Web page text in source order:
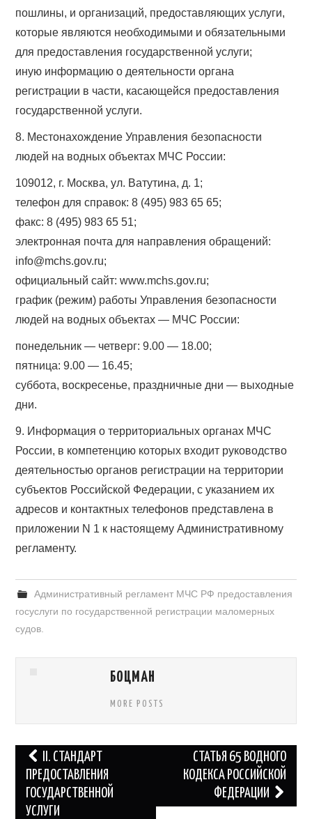
пошлины, и организаций, предоставляющих услуги,
которые являются необходимыми и обязательными
для предоставления государственной услуги;
иную информацию о деятельности органа
регистрации в части, касающейся предоставления
государственной услуги.
8. Местонахождение Управления безопасности
людей на водных объектах МЧС России:
109012, г. Москва, ул. Ватутина, д. 1;
телефон для справок: 8 (495) 983 65 65;
факс: 8 (495) 983 65 51;
электронная почта для направления обращений:
info@mchs.gov.ru;
официальный сайт: www.mchs.gov.ru;
график (режим) работы Управления безопасности
людей на водных объектах — МЧС России:
понедельник — четверг: 9.00 — 18.00;
пятница: 9.00 — 16.45;
суббота, воскресенье, праздничные дни — выходные
дни.
9. Информация о территориальных органах МЧС
России, в компетенцию которых входит руководство
деятельностью органов регистрации на территории
субъектов Российской Федерации, с указанием их
адресов и контактных телефонов представлена в
приложении N 1 к настоящему Административному
регламенту.
Административный регламент МЧС РФ предоставления
госуслуги по государственной регистрации маломерных
судов.
БОЦМАН
MORE POSTS
Навигация
по
записям
II. СТАНДАРТ
ПРЕДОСТАВЛЕНИЯ
ГОСУДАРСТВЕННОЙ
УСЛУГИ
СТАТЬЯ 65 ВОДНОГО
КОДЕКСА РОССИЙСКОЙ
ФЕДЕРАЦИИ